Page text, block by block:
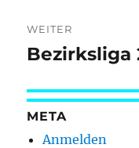
WEITER
Nächster
Bezirksliga
META
Anmelden